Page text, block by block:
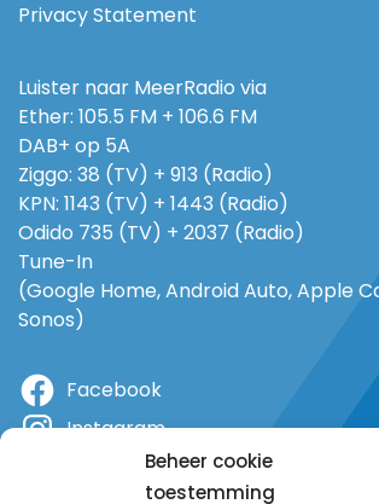
Beheer cookie
toestemming
Privacy Statement
Luister naar MeerRadio via
Ether: 105.5 FM + 106.6 FM
DAB+ op 5A
Ziggo: 38 (TV) + 913 (Radio)
KPN: 1143 (TV) + 1443 (Radio)
Odido 735 (TV) + 2037 (Radio)
Tune-In
(Google Home, Android Auto, Apple
Sonos)
Facebook
Instagram